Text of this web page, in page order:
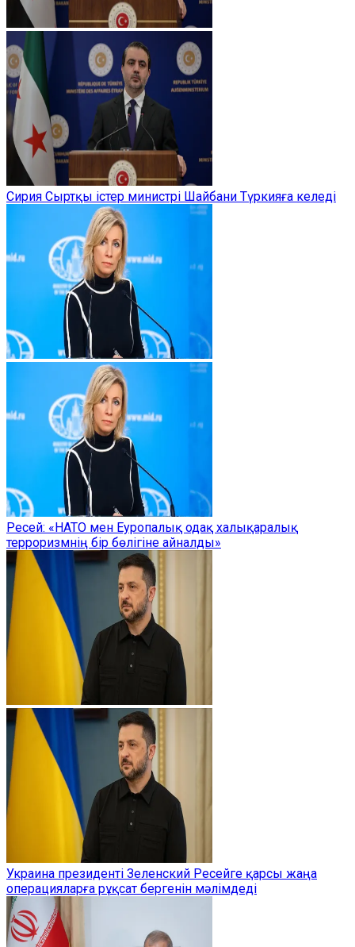
Сирия Сыртқы істер министрі Шайбани Түркияға келеді
Ресей: «НАТО мен Еуропалық одақ халықаралық
терроризмнің бір бөлігіне айналды»
Украина президенті Зеленский Ресейге қарсы жаңа
операцияларға рұқсат бергенін мәлімдеді